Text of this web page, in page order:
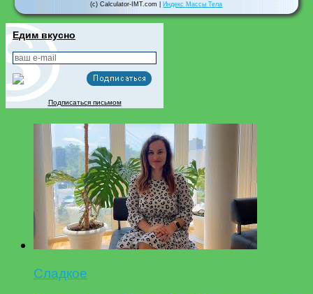
(c) Calculator-IMT.com | Индекс Массы Тела
Едим вкусно
Подписаться письмом
Сладкое